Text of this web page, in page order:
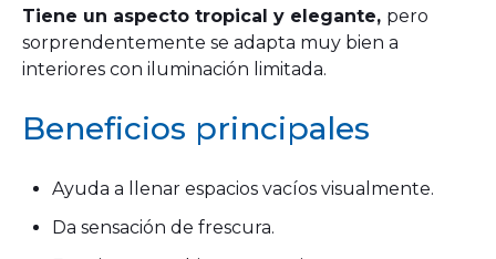
Tiene un aspecto tropical y elegante, pero
sorprendentemente se adapta muy bien a
interiores con iluminación limitada.
Beneficios principales
Ayuda a llenar espacios vacíos visualmente.
Da sensación de frescura.